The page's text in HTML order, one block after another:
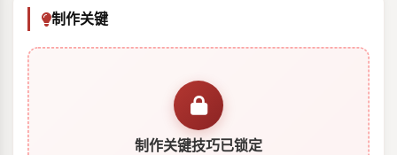
制作关键
制作关键技巧已锁定